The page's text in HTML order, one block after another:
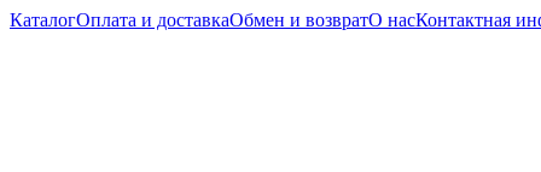
КаталогОплата и доставкаОбмен и возвратО насКонтактная